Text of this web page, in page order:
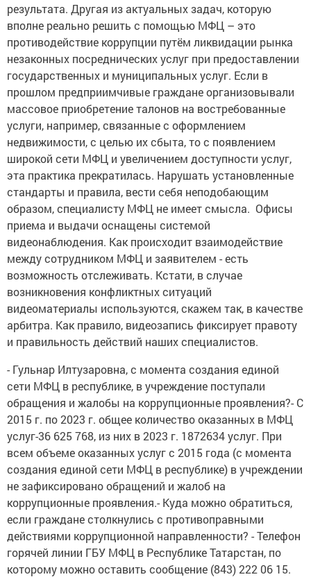
результата. Другая из актуальных задач, которую
вполне реально решить с помощью МФЦ – это
противодействие коррупции путём ликвидации рынка
незаконных посреднических услуг при предоставлении
государственных и муниципальных услуг. Если в
прошлом предприимчивые граждане организовывали
массовое приобретение талонов на востребованные
услуги, например, связанные с оформлением
недвижимости, с целью их сбыта, то с появлением
широкой сети МФЦ и увеличением доступности услуг,
эта практика прекратилась. Нарушать установленные
стандарты и правила, вести себя неподобающим
образом, специалисту МФЦ не имеет смысла. Офисы
приема и выдачи оснащены системой
видеонаблюдения. Как происходит взаимодействие
между сотрудником МФЦ и заявителем - есть
возможность отслеживать. Кстати, в случае
возникновения конфликтных ситуаций
видеоматериалы используются, скажем так, в качестве
арбитра. Как правило, видеозапись фиксирует правоту
и правильность действий наших специалистов.
- Гульнар Илтузаровна, с момента создания единой
сети МФЦ в республике, в учреждение поступали
обращения и жалобы на коррупционные проявления?- С
2015 г. по 2023 г. общее количество оказанных в МФЦ
услуг-36 625 768, из них в 2023 г. 1872634 услуг. При
всем объеме оказанных услуг с 2015 года (с момента
создания единой сети МФЦ в республике) в учреждении
не зафиксировано обращений и жалоб на
коррупционные проявления.- Куда можно обратиться,
если граждане столкнулись с противоправными
действиями коррупционной направленности? - Телефон
горячей линии ГБУ МФЦ в Республике Татарстан, по
которому можно оставить сообщение (843) 222 06 15.